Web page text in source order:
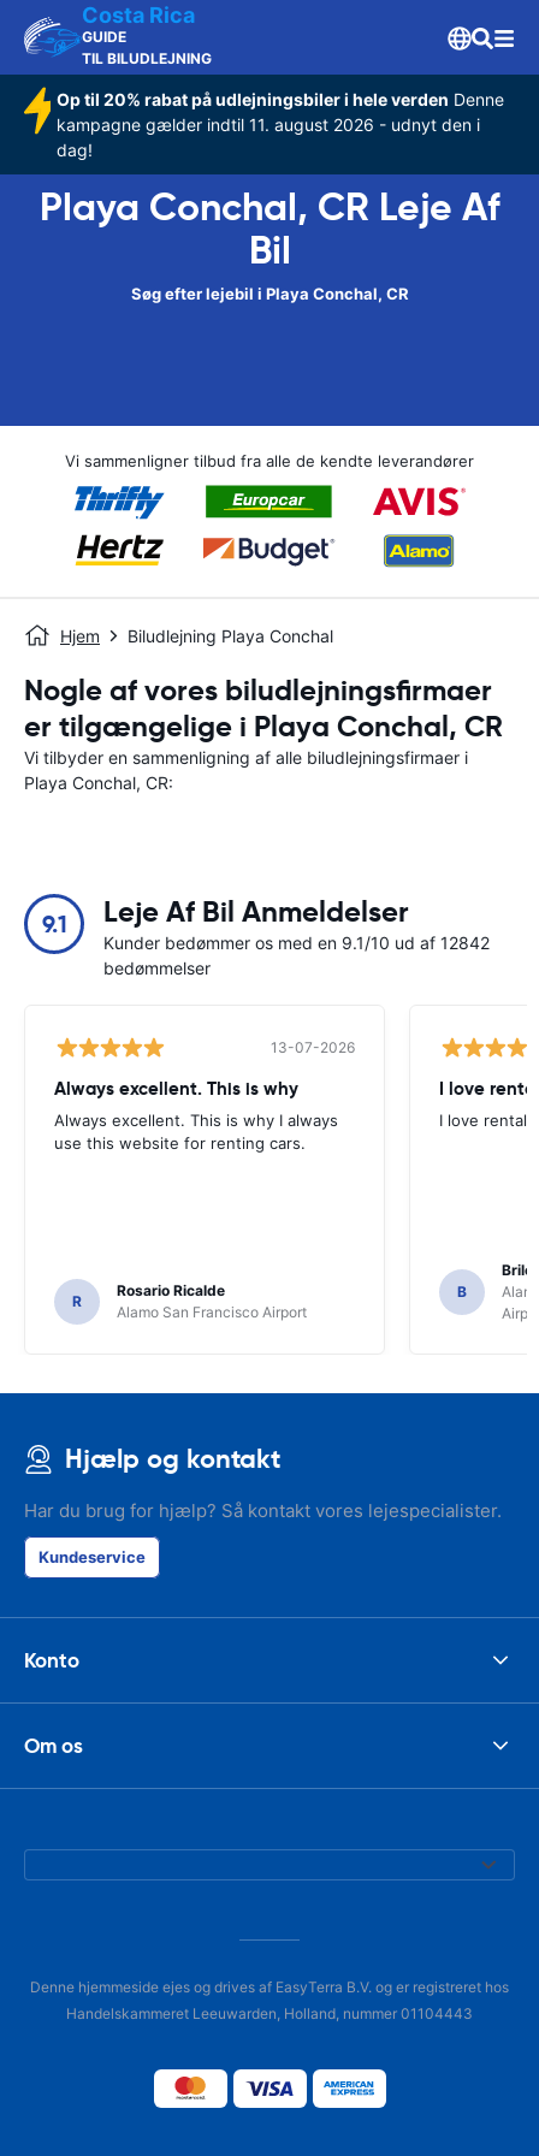
Costa Rica
GUIDE
TIL BILUDLEJNING
Op til 20% rabat på udlejningsbiler i hele verden Denne
kampagne gælder indtil 11. august 2026 - udnyt den i
dag!
Playa Conchal, CR Leje Af
Bil
Søg efter lejebil i Playa Conchal, CR
Vi sammenligner tilbud fra alle de kendte leverandører
Hjem Biludlejning Playa Conchal
Nogle af vores biludlejningsfirmaer
er tilgængelige i Playa Conchal, CR
Vi tilbyder en sammenligning af alle biludlejningsfirmaer i
Playa Conchal, CR:
9.1 Leje Af Bil Anmeldelser
Kunder bedømmer os med en 9.1/10 ud af 12842
bedømmelser
13-07-2026
Always excellent. This is why
Always excellent. This is why I always
use this website for renting cars.
R
Rosario Ricalde
Alamo San Francisco Airport
I love
I love rental
B
Hjælp og kontakt
Har du brug for hjælp? Så kontakt vores lejespecialister.
Kundeservice
Konto
Om os
Denne hjemmeside ejes og drives af EasyTerra B.V. og er registreret hos
Handelskammeret Leeuwarden, Holland, nummer 01104443